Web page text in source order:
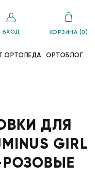
ВХОД КОРЗИНА (0)
ОРТОПЕДА ОРТОБЛОГ
ДЛЯ
GIRL
РОЗОВЫЕ